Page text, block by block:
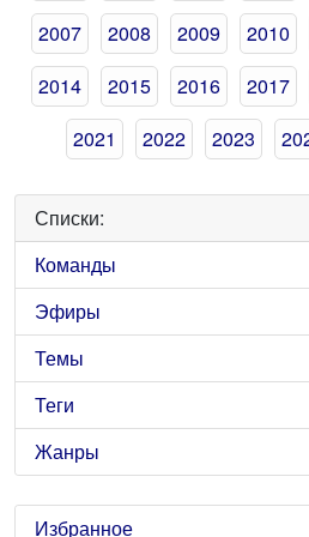
2007
2008 2009 2010
2014
2015 2016 2017
2021
2022 2023
Списки:
Команды
Эфиры
Темы
Теги
Жанры
Избранное